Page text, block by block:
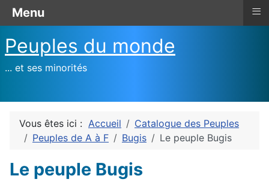
Peuples du monde
... et ses minorités
Vous êtes ici : Accueil
Catalogue des Peuples
Peuples de A à F
Bugis Le peuple Bugis
Le peuple Bugis
Menu ≡